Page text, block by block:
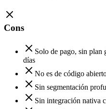
Cons
Solo de pago, sin plan
días
No es de código
Sin segmentación
Sin integración nativa